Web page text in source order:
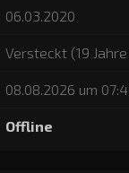
06.03.2020
Versteckt (19
08.08.2026 um
Offline